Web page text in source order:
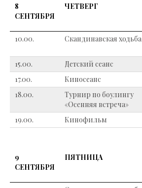
8
СЕНТЯБРЯ
ЧЕТВЕРГ
10.00. Скандинавская ходьба
15.00.
Детский сеанс
17.00.
Киносеанс
18.00.
Турнир по боулингу
«Осенняя встреча»
19.00. Кинофильм
9
СЕНТЯБРЯ
ПЯТНИЦА